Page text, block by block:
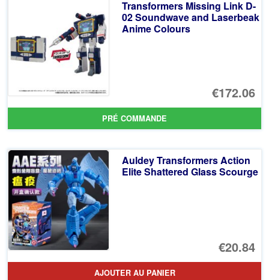
Transformers Missing Link D-
02 Soundwave and Laserbeak
Anime Colours
€172.06
PRÉ COMMANDE
Auldey Transformers Action
Elite Shattered Glass Scourge
€20.84
AJOUTER AU PANIER